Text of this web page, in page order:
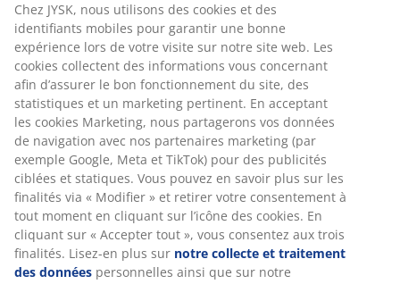
Chez JYSK, nous utilisons des cookies et des
identifiants mobiles pour garantir une bonne
expérience lors de votre visite sur notre site web. Les
cookies collectent des informations vous concernant
afin d’assurer le bon fonctionnement du site, des
statistiques et un marketing pertinent. En acceptant
les cookies Marketing, nous partagerons vos données
de navigation avec nos partenaires marketing (par
exemple Google, Meta et TikTok) pour des publicités
ciblées et statiques. Vous pouvez en savoir plus sur les
finalités via « Modifier » et retirer votre consentement à
tout moment en cliquant sur l’icône des cookies. En
cliquant sur « Accepter tout », vous consentez aux trois
finalités. Lisez-en plus sur notre collecte et traitement
des données personnelles ainsi que sur notre